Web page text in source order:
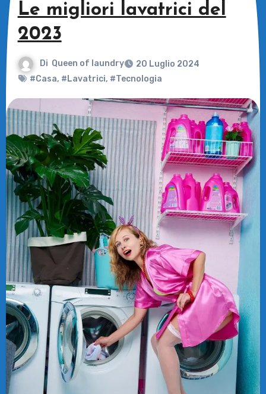
Le migliori lavatrici del
2023
Di Queen of laundry
20 Luglio 2024
#Casa, #Lavatrici, #Tecnologia